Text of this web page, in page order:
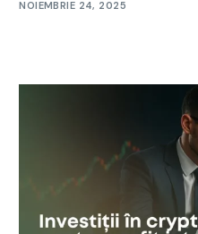
NOIEMBRIE 24, 2025